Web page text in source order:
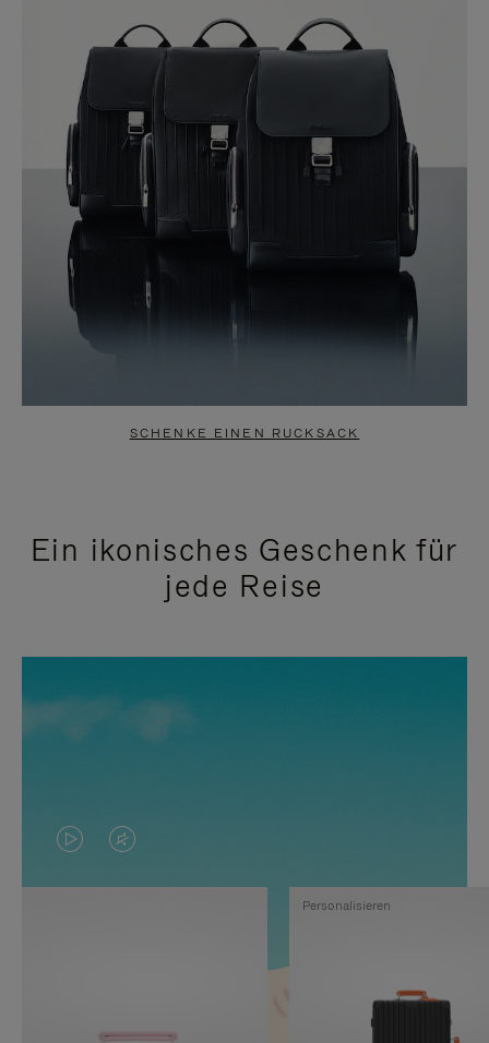
SCHENKE EINEN RUCKSACK
Ein ikonisches Geschenk für
jede Reise
DAS
VIDEO
VIDEO
IST
Personalisieren